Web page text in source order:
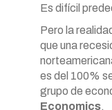
Es difícil
Pero la
que una
es del 100%
grupo de
Economics.